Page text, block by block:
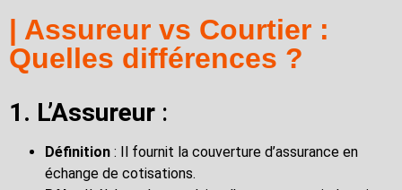
| Assureur vs Courtier :
Quelles différences ?
1. L’Assureur :
Définition : Il fournit la couverture d’assurance en
échange de cotisations.